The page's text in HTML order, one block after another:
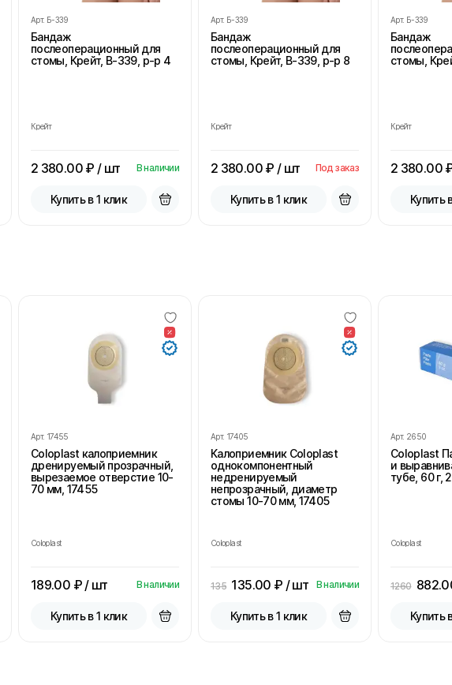
Арт. Б-339
Бандаж
послеоперационный для
стомы, Крейт, В-339, р-р 4
Крейт
2 380.00₽ / шт В наличии
Купить в 1 клик
Арт. Б-339
Бандаж
послеоперационный для
стомы, Крейт, В-339, р-р 8
Крейт
2 380.00₽ / шт Под заказ
Купить в 1 клик
Арт. Б-339
Бандаж
стомы,
Крейт
2 380.00
Купить
Арт. 17455
Coloplast калоприемник
дренируемый прозрачный,
вырезаемое отверстие 10-
70 мм, 17455
Coloplast
189.00 ₽ / шт В наличии
Купить в 1 клик
Арт. 17405
Калоприемник Coloplast
однокомпонентный
недренируемый
непрозрачный, диаметр
стомы 10-70 мм, 17405
Coloplast
135 135.00 ₽ / шт В наличии
Купить в 1 клик
Арт. 2650
Coloplast
и
тубе, 60 г,
Coloplast
1260
Купить